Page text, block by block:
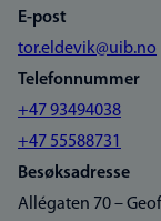
E-post
tor.eldevik@uib.no
Telefonnummer
+47 93494038
+47 55588731
Besøksadresse
Allégaten 70 –